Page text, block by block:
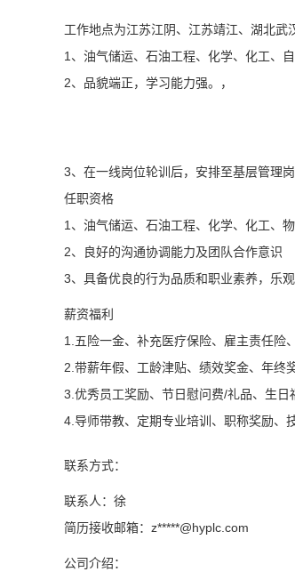
工作地点为江苏江阴、江苏靖江、湖北武
1、油气储运、石油工程、化学、化工、
2、品貌端正，学习能力强。，
3、在一线岗位轮训后，安排至基层管理
任职资格
1、油气储运、石油工程、化学、化工、
2、良好的沟通协调能力及团队合作意识
3、具备优良的行为品质和职业素养，乐
薪资福利
1.五险一金、补充医疗保险、雇主责任险
2.带薪年假、工龄津贴、绩效奖金、年终
3.优秀员工奖励、节日慰问费/礼品、生日
4.导师带教、定期专业培训、职称奖励、
联系方式：
联系人：徐
简历接收邮箱：z*****@hyplc.com
公司介绍：